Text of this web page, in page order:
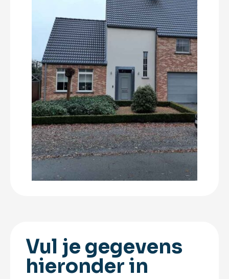
Vul je gegevens
hieronder in